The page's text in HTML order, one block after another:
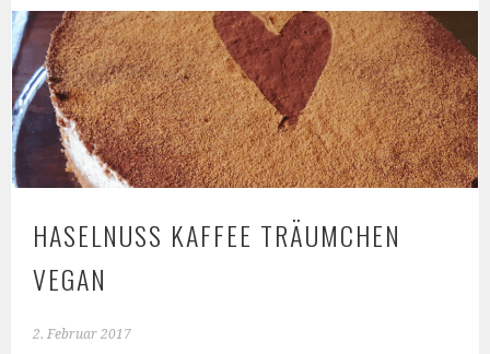
HASELNUSS KAFFEE TRÄUMCHEN
VEGAN
2. Februar 2017